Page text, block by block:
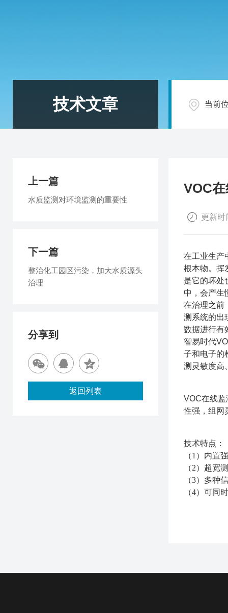
技术文章 当前
VOC
更新时
在工业生产
根本物。挥
是它的坏处
中，会产生
在治理之前
测系统的出
数据进行有
智易时代
子和电子的
测灵敏度高
VOC在线监
性强，组网
技术特点：
（1 ）内置
（2）超宽
（3）多种
（4）可同
上一篇
水质监测对环境监测的重要性
下一篇
整治化工园区污染，加大水质源头
治理
分享到
返回列表